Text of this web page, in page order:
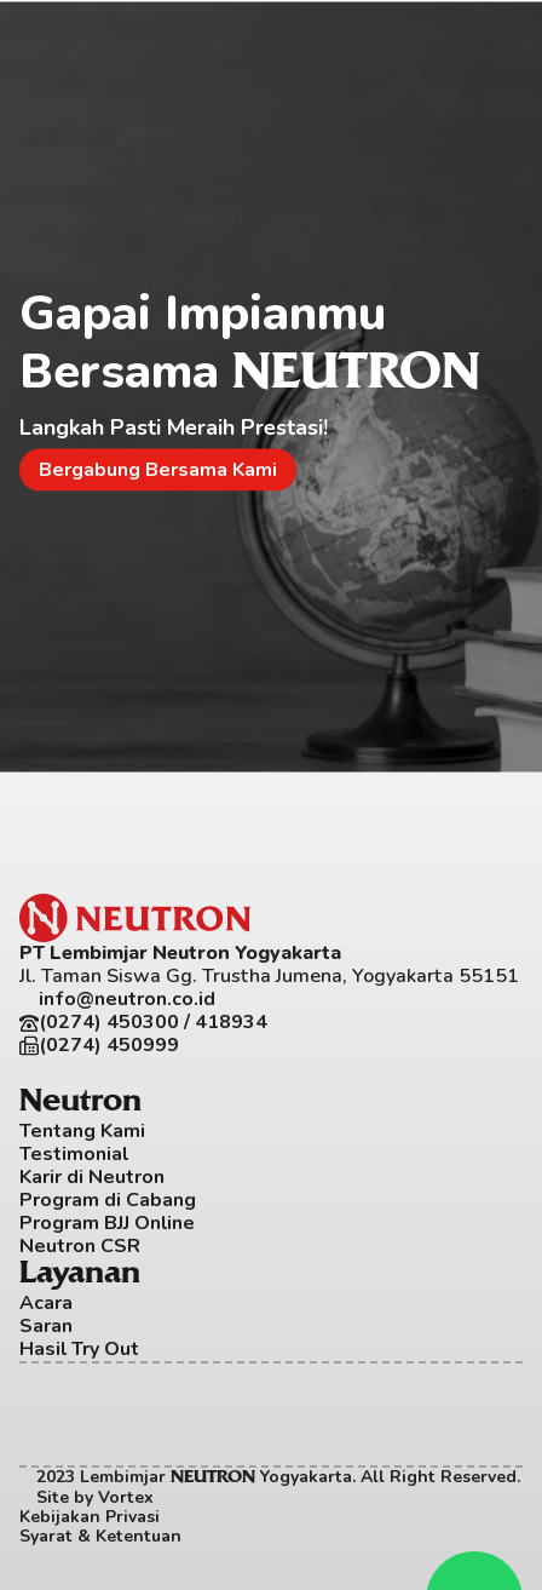
Gapai Impianmu
Bersama NEUTRON
Langkah Pasti Meraih Prestasi!
Bergabung Bersama Kami
PT Lembimjar Neutron Yogyakarta
Jl. Taman Siswa Gg. Trustha Jumena, Yogyakarta 55151
info@neutron.co.id
(0274) 450300 / 418934
(0274) 450999
Neutron
Tentang Kami
Testimonial
Karir di Neutron
Program di Cabang
Program BJJ Online
Neutron CSR
Layanan
Acara
Saran
Hasil Try Out
2023 Lembimjar NEUTRON Yogyakarta. All Right Reserved.
Site by Vortex
Kebijakan Privasi
Syarat & Ketentuan